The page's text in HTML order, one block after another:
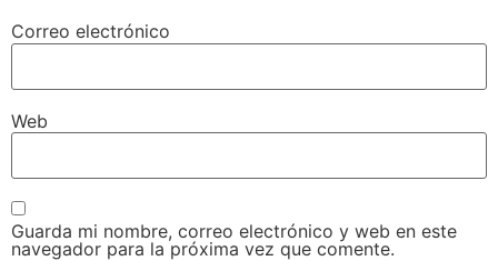
Correo electrónico
Web
Guarda mi nombre, correo electrónico y web en este
navegador para la próxima vez que comente.